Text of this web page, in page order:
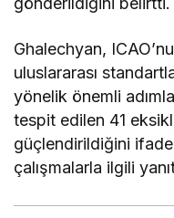
Ghalechyan,
uluslararası
yönelik önemli
tespit edilen 41
güçlendirildiğini
çalışmalarla ilgili